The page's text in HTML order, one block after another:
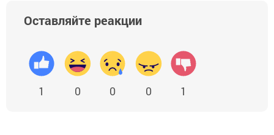
Оставляйте реакции
1 0 0 0 1